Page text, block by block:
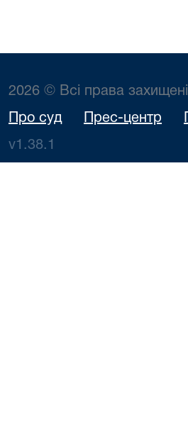
2026 © Всі права захищені
Про суд Прес-центр
v1.38.1